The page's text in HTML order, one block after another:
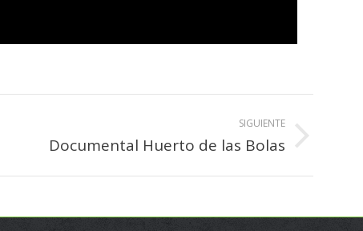
SIGUIENTE
Documental Huerto de las Bolas